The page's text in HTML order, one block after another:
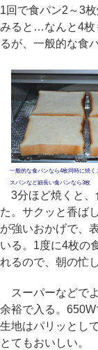
1回で食パン2～3
みると…なんと4枚
るが、一般的な食
一般的な食パンなら4枚同時に焼く
スパンなど細長い食パンなら3枚
3分ほど焼くと、
た。サクッと香ば
が強いおかげで、
いる。1度に4枚の
れるので、朝の忙
スーパーなどで
余裕で入る。650W
生地はパリッとし
とてもおいしい。